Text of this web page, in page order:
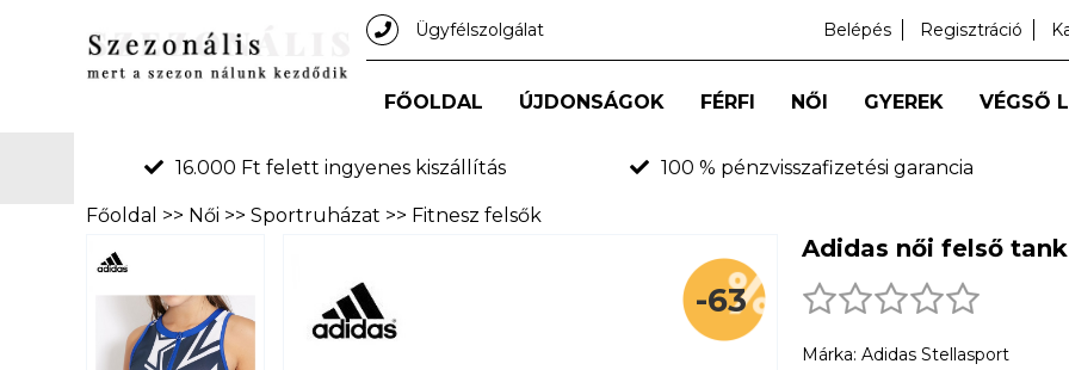
Ügyfélszolgálat Belépés Regisztráció
FŐOLDAL ÚJDONSÁGOK FÉRFI NŐI GYEREK VÉGSŐ
16.000 Ft felett ingyenes kiszállítás 100 % pénzvisszafizetési garancia
Főoldal >> Női >> Sportruházat >> Fitnesz felsők
-63
Adidas női felső
Márka: Adidas Stellasport